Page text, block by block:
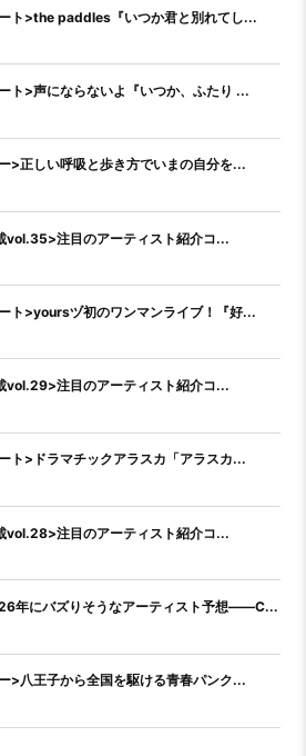
ト>the paddles『いつか君と別れてし...
ト>声にならないよ『いつか、ふたり ...
>正しい呼吸と歩き方でいまの自分を...
vol.35>注目のアーティスト紹介コ...
ト>yoursヅ初のワンマンライブ！『好...
vol.29>注目のアーティスト紹介コ...
ト>ドラマチックアラスカ「アラスカ...
vol.28>注目のアーティスト紹介コ...
年にバズりそうなアーティスト予想――C...
>八王子から全国を駆ける青春パンク...